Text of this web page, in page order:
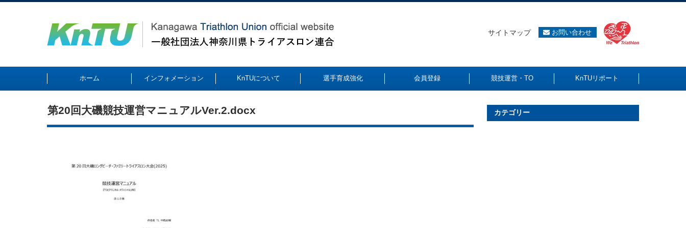
サイトマップ お問い合わせ
ホーム インフォメーション KnTUについて 選手育成強化 会員登録 競技運営・TO KnTUリポート
第20回大磯競技運営マニュアルVer.2.docx カテゴリー